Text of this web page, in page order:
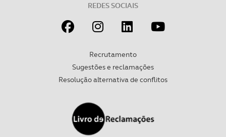
Consulte a política de cookies do site.
REDES SOCIAIS
Recrutamento
Sugestões e reclamações
Resolução alternativa de conflitos